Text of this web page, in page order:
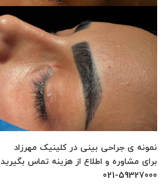
نمونه ی جراحی بینی در کلینیک مهرزاد
برای مشاوره و اطلاع از هزینه تماس بگیرید
021-59327000